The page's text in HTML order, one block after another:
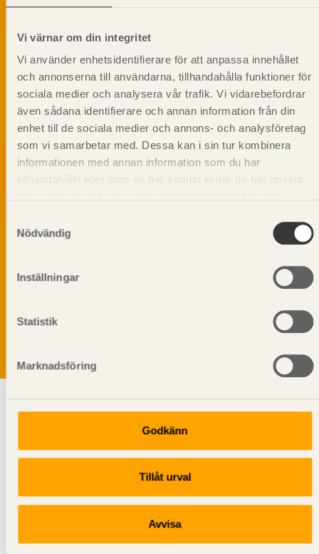
Vi värnar om din integritet
Vi använder enhetsidentifierare för att anpassa innehållet
och annonserna till användarna, tillhandahålla funktioner för
sociala medier och analysera vår trafik. Vi vidarebefordrar
även sådana identifierare och annan information från din
enhet till de sociala medier och annons- och analysföretag
som vi samarbetar med. Dessa kan i sin tur kombinera
informationen med annan information som du har
tillhandahållit eller som de har samlat in när du har använt
Nödvändig
Inställningar
Statistik
Marknadsföring
Godkänn
Tillåt urval
Avvisa
informationsutskick!
Vi värnar om personlig integritet vilket innebär att dina
Läs vår
Svenskt Trä sprider kunskap om trä, träprodukter och
en livskraftig sågverksnäring. Det gör vi genom att
inspirera, utbilda och driva teknisk utveckling.